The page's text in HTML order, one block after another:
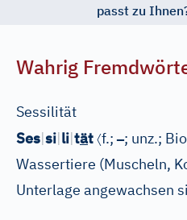
passt zu
Wahrig
Sessilität
Ses|si|li|tät〈f.;–; unz.;
Wassertiere (Muscheln,
Unterlage angewachsen